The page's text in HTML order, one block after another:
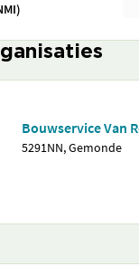
Bouwservice Van
5291NN, Gemonde